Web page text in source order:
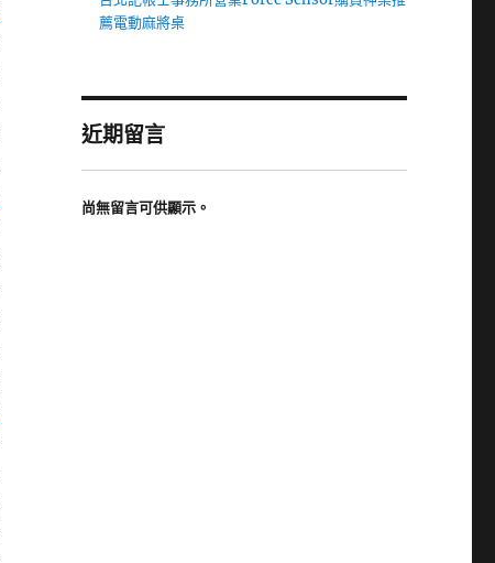
薦電動麻將桌
近期留言
尚無留言可供顯示。